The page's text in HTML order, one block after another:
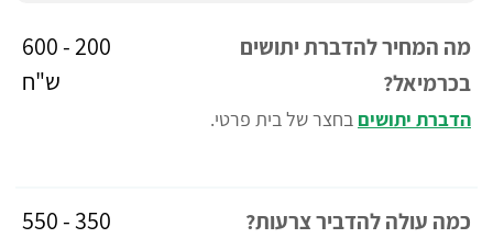
מה המחיר להדברת יתושים
בכרמיאל?
הדברת יתושים בחצר של בית פרטי.
200 - 600
ש"ח
כמה עולה להדביר צרעות?
350 - 550